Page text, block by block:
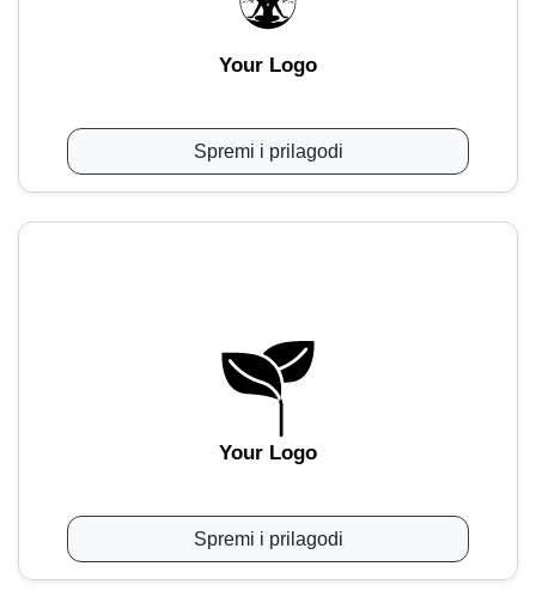
Your Logo
Spremi i prilagodi
Your Logo
Spremi i prilagodi